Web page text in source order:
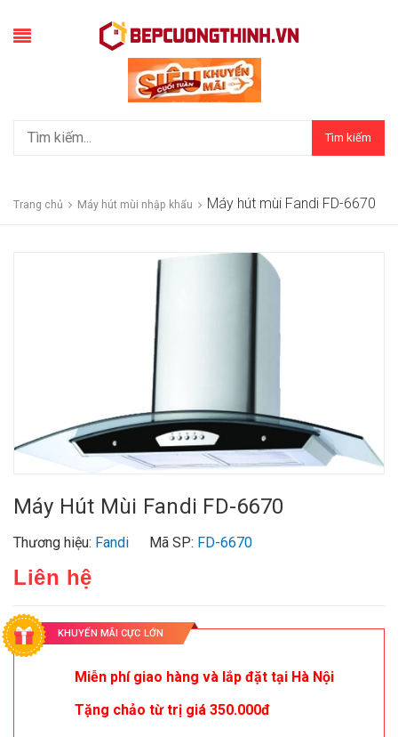
Tìm kiếm
Trang chủ Máy hút mùi nhập khẩu Máy hút mùi Fandi FD-6670
Máy Hút Mùi Fandi FD-6670
Thương hiệu: Fandi Mã SP: FD-6670
Liên hệ
KHUYẾN MÃI CỰC LỚN
Miễn phí giao hàng và lắp đặt tại Hà Nội
Tặng chảo từ trị giá 350.000đ